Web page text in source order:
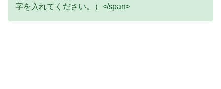
字を入れてください。）</span>